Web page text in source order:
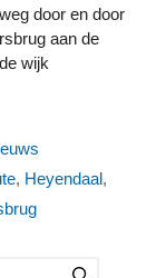
door en door
aan de
wijk
, Heyendaal,